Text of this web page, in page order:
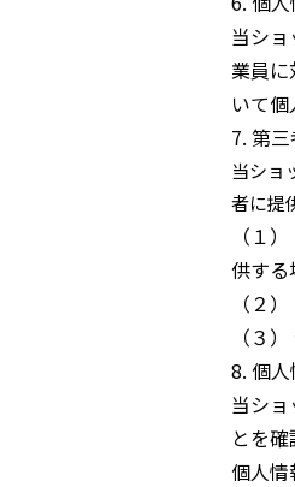
当シ
業員に
いて
7. 第
当ショ
者に提
（１
供する
（２
（３
8. 個
当シ
とを
個人